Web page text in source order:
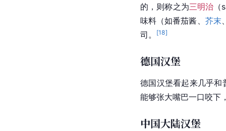
的，则称之为三明治
味料（如番茄酱、 芥末
司。
[18]
德国汉堡
德国汉堡看起来几乎和
能够张大嘴巴一口咬下
中国大陆汉堡